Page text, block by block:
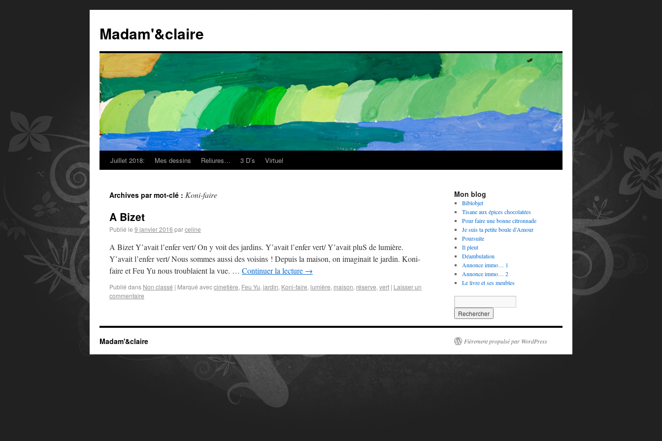
Madam'&claire
Juillet 2018: Mes dessins Reliures… 3 D’s Virtuel
Archives par mot-clé : Koni-faire
A Bizet
Publié le 9 janvier 2016 parceline
A Bizet Y’avait l’enfer vert/ On y voit des jardins. Y’avait l’enfer vert/ Y’avait pluS de lumière.
Y’avait l’enfer vert/ Nous sommes aussi des voisins ! Depuis la maison, on imaginait le jardin. Koni-
faire et Feu Yu nous troublaient la vue. … Continuer la lecture →
Publié dans Non classé | Marqué aveccimetière, Feu Yu, jardin, Koni-faire, lumière, maison, réserve, vert | Laisser un
commentaire
Mon blog
Biblobjet
Tisane aux épices chocolatées
Pour faire une bonne citronnade
Je suis ta petite boule d’Amour
Poursuite
Il pleut
Déambulation
Annonce immo… 1
Annonce immo… 2
Le livre et ses meubles
Madam'&claire Fièrement propulsé par WordPress